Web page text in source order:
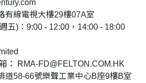
有線電視大樓29樓07A室
五)：9:00 - 12:00，14:00 - 18:00
：
RMA-FD@FELTON.COM.HK
道58-66號樂聲工業中心B座9樓B室